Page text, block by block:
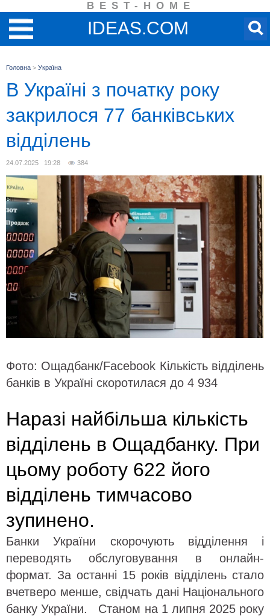
BEST-HOME
IDEAS.COM
Головна > Україна
В Україні з початку року
закрилося 77 банківських
відділень
24.07.2025 19:28 384
Фото: Ощадбанк/Facebook Кількість відділень
банків в Україні скоротилася до 4 934
Наразі найбільша кількість
відділень в Ощадбанку. При
цьому роботу 622 його
відділень тимчасово
зупинено.
Банки України скорочують відділення і
переводять обслуговування в онлайн-
формат. За останні 15 років відділень стало
вчетверо менше, свідчать дані Національного
банку України. Станом на 1 липня 2025 року